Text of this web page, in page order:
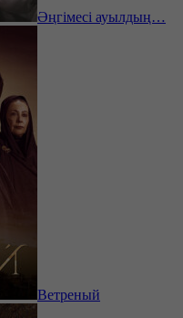
Әңгімесі ауылдың…
Ветреный